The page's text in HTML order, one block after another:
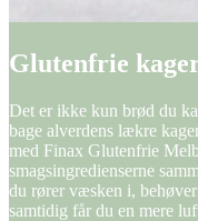
Glutenfrie
Det er ikke kun brød du
bage alverdens lækre
med Finax Glutenfrie
smagsingredienserne
du rører væsken i,
samtidig får du en mere